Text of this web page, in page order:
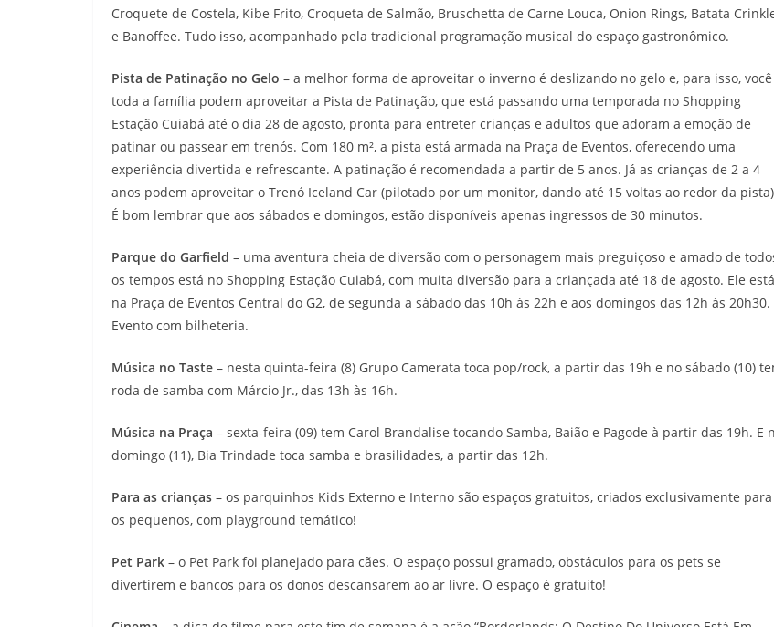
Croquete de Costela, Kibe Frito, Croqueta de Salmão, Bruschetta de Carne Louca, Onion Rings, Batata
e Banoffee. Tudo isso, acompanhado pela tradicional programação musical do espaço gastronômico.
Pista de Patinação no Gelo – a melhor forma de aproveitar o inverno é deslizando no gelo e, para isso, você
toda a família podem aproveitar a Pista de Patinação, que está passando uma temporada no Shopping
Estação Cuiabá até o dia 28 de agosto, pronta para entreter crianças e adultos que adoram a emoção de
patinar ou passear em trenós. Com 180 m², a pista está armada na Praça de Eventos, oferecendo uma
experiência divertida e refrescante. A patinação é recomendada a partir de 5 anos. Já as crianças de 2 a 4
anos podem aproveitar o Trenó Iceland Car (pilotado por um monitor, dando até 15 voltas ao redor da
É bom lembrar que aos sábados e domingos, estão disponíveis apenas ingressos de 30 minutos.
Parque do Garfield – uma aventura cheia de diversão com o personagem mais preguiçoso e amado de
os tempos está no Shopping Estação Cuiabá, com muita diversão para a criançada até 18 de agosto. Ele está
na Praça de Eventos Central do G2, de segunda a sábado das 10h às 22h e aos domingos das 12h às 20h30.
Evento com bilheteria.
Música no Taste – nesta quinta-feira (8) Grupo Camerata toca pop/rock, a partir das 19h e no sábado (10)
roda de samba com Márcio Jr., das 13h às 16h.
Música na Praça – sexta-feira (09) tem Carol Brandalise tocando Samba, Baião e Pagode à partir das 19h. E
domingo (11), Bia Trindade toca samba e brasilidades, a partir das 12h.
Para as crianças – os parquinhos Kids Externo e Interno são espaços gratuitos, criados exclusivamente para
os pequenos, com playground temático!
Pet Park – o Pet Park foi planejado para cães. O espaço possui gramado, obstáculos para os pets se
divertirem e bancos para os donos descansarem ao ar livre. O espaço é gratuito!